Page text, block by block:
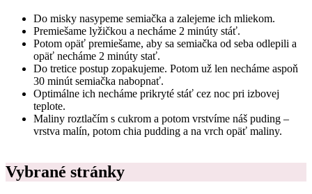
Do misky nasypeme semiačka a zalejeme ich mliekom.
Premiešame lyžičkou a necháme 2 minúty stáť.
Potom opäť premiešame, aby sa semiačka od seba odlepili a
opäť necháme 2 minúty stať.
Do tretice postup zopakujeme. Potom už len necháme aspoň
30 minút semiačka nabopnať.
Optimálne ich necháme prikryté stáť cez noc pri izbovej
teplote.
Maliny roztlačím s cukrom a potom vrstvíme náš puding –
vrstva malín, potom chia pudding a na vrch opäť maliny.
Vybrané stránky